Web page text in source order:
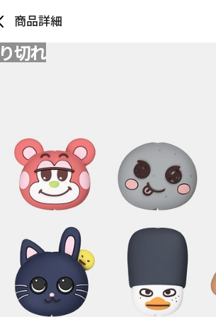
商品詳細
切れ